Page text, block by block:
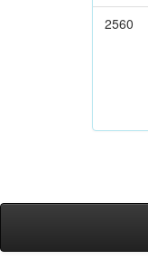
2560